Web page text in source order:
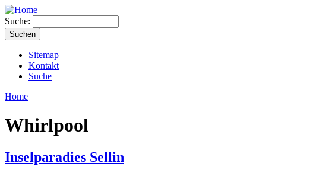
Suche:
Sitemap
Kontakt
Suche
Home
Whirlpool
Inselparadies Sellin